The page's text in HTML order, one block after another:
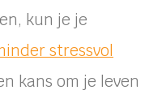
kun je je
stressvol
kans om je leven